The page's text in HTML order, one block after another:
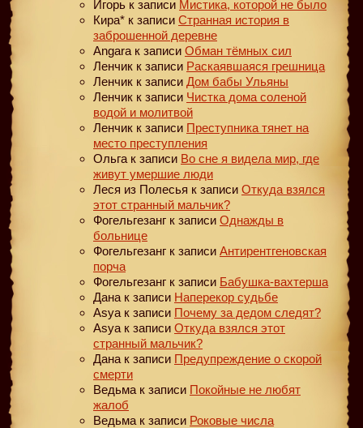
Игорь к записи Мистика, которой не было
Кира* к записи Странная история в
заброшенной деревне
Angara к записи Обман тёмных сил
Ленчик к записи Раскаявшаяся грешница
Ленчик к записи Дом бабы Ульяны
Ленчик к записи Чистка дома соленой
водой и молитвой
Ленчик к записи Преступника тянет на
место преступления
Ольга к записи Во сне я видела мир, где
живут умершие люди
Леся из Полесья к записи Откуда взялся
этот странный мальчик?
Фогельгезанг к записи Однажды в
больнице
Фогельгезанг к записи Антирентгеновская
порча
Фогельгезанг к записи Бабушка-вахтерша
Дана к записи Наперекор судьбе
Asya к записи Почему за дедом следят?
Asya к записи Откуда взялся этот
странный мальчик?
Дана к записи Предупреждение о скорой
смерти
Ведьма к записи Покойные не любят
жалоб
Ведьма к записи Роковые числа